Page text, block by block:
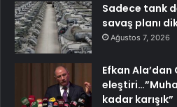
Sadece tank
savaş planı
Ağustos 7, 2026
Efkan Ala’dan
kadar karışık”